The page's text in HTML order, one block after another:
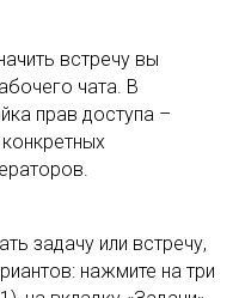
встречу вы
чата. В
прав доступа –
задачу или встречу,
нажмите на три